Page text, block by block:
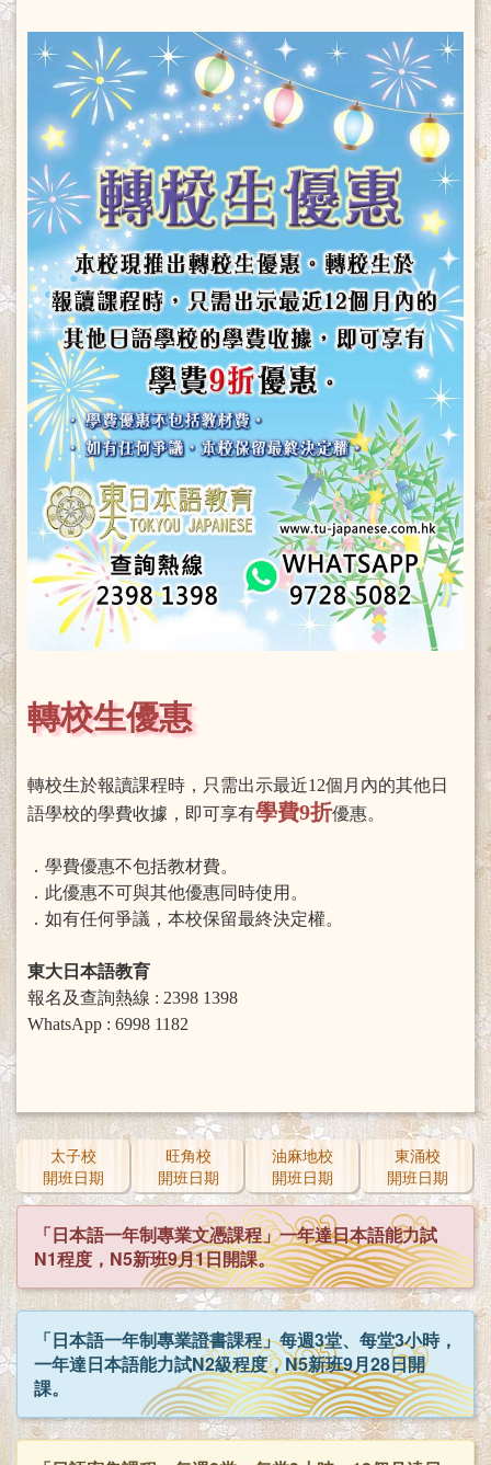
轉校生優惠
轉校生於報讀課程時，只需出示最近12個月內的其他日
語學校的學費收據，即可享有學費9折優惠。
．學費優惠不包括教材費。
．此優惠不可與其他優惠同時使用。
．如有任何爭議，本校保留最終決定權。
東大日本語教育
報名及查詢熱線 : 2398 1398
WhatsApp : 6998 1182
太子校
開班日期
旺角校
開班日期
油麻地校
開班日期
東涌校
開班日期
「日本語一年制專業文憑課程」一年達日本語能力試
N1程度，N5新班9月1日開課。
「日本語一年制專業證書課程」每週3堂、每堂3小時，
一年達日本語能力試N2級程度，N5新班9月28日開
課。